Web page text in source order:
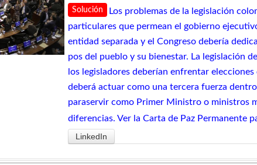
Solución
Los problemas de la legislación
particulares que permean el gobierno
entidad separada y el Congreso debería
pos del pueblo y su bienestar. La legislación
los legisladores deberían enfrentar
deberá actuar como una tercera fuerza
paraservir como Primer Ministro o ministros
diferencias. Ver la Carta de Paz Permanente
LinkedIn